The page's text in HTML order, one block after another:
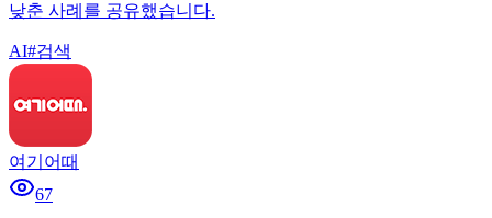
낮춘 사례를 공유했습니다.
AI#검색
여기어때
67